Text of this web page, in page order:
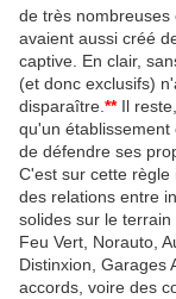
de très nombreuses
avaient aussi créé
captive. En clair,
(et donc exclusifs)
disparaître. **Il
qu'un
de défendre ses
C'est sur cette
des relations entre
solides sur le
Feu Vert, Norauto,
Distinxion, Garages
accords, voire des